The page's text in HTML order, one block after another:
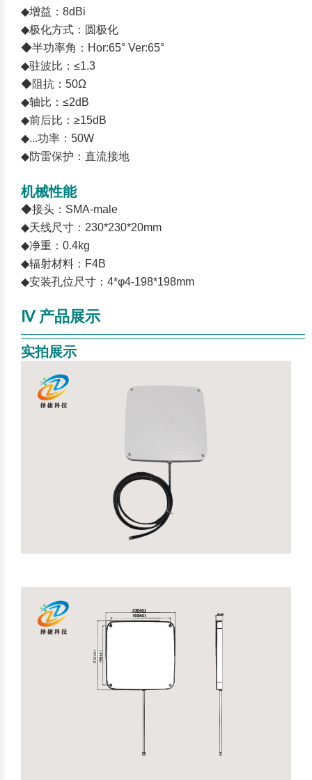
◆增益：8dBi
◆极化方式：圆极化
◆半功率角：Hor:65° Ver:65°
◆驻波比：≤1.3
◆阻抗：50Ω
◆轴比：≤2dB
◆前后比：≥15dB
◆...功率：50W
◆防雷保护：直流接地
机械性能
◆接头：SMA-male
◆天线尺寸：230*230*20mm
◆净重：0.4kg
◆辐射材料：F4B
◆安装孔位尺寸：4*φ4-198*198mm
Ⅳ 产品展示
————————————————————————
实拍展示